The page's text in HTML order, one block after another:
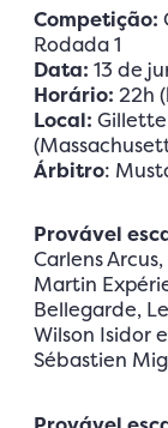
Competição:
Rodada 1
Data: 13 de
Horário: 22h
Local:
Árbitro:
Provável
Carlens
Martin
Bellegarde,
Wilson Isidor
Sébastien